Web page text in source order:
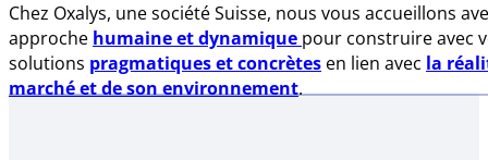
Chez Oxalys, une société Suisse, nous vous accueillons
approche humaine et dynamique pour construire avec
solutions pragmatiques et concrètes en lien avec la
marché et de son environnement.